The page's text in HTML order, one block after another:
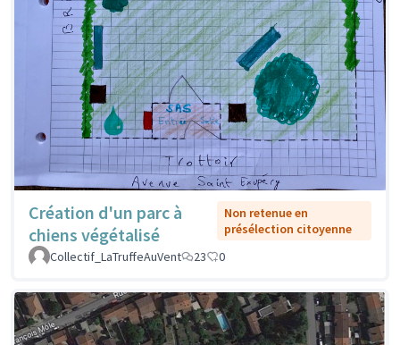
Création d'un parc à
chiens végétalisé
Non retenue en
présélection citoyenne
Collectif_LaTruffeAuVent
23 0